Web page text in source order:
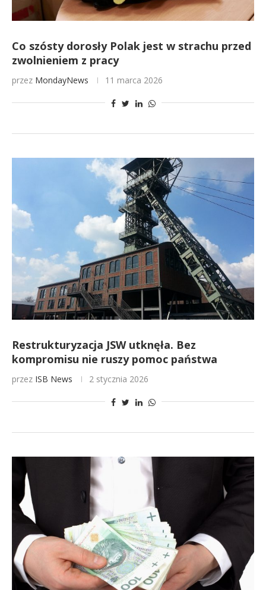
Co szósty dorosły Polak jest w strachu przed
zwolnieniem z pracy
przez MondayNews 11 marca 2026
Restrukturyzacja JSW utknęła. Bez
kompromisu nie ruszy pomoc państwa
przez ISB News 2 stycznia 2026